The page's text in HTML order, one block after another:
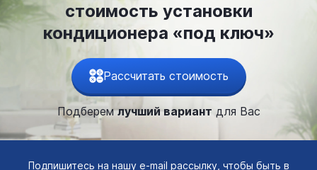
стоимость установки
кондиционера «под ключ»
Рассчитать стоимость
Подберемлучший вариант для Вас
Подпишитесь на нашу e-mail рассылку, чтобы быть в